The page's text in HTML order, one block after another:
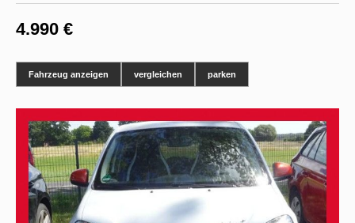
4.990 €
Fahrzeug anzeigen vergleichen parken